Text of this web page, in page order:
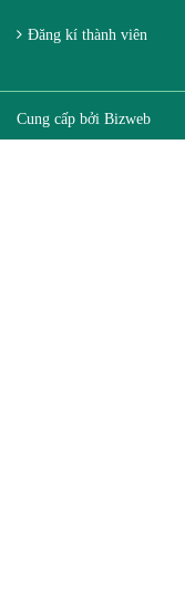
Đăng kí thành viên
Cung cấp bởi Bizweb